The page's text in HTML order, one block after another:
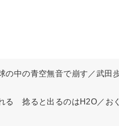
の中の青空無音で崩す／武田
る　捻ると出るのはH2O／お